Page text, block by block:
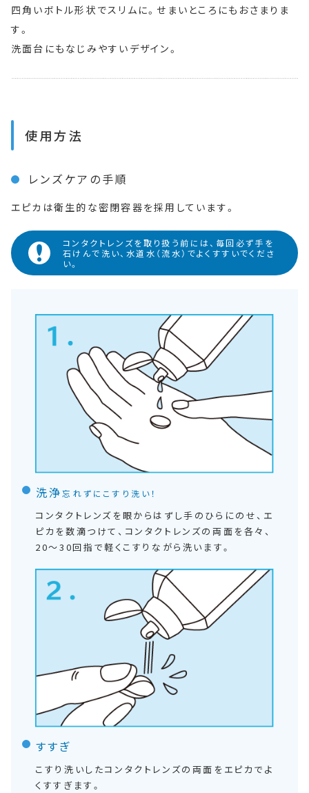
四角いボトル形状でスリムに。せまいところにもおさまりま
す。
洗面台にもなじみやすいデザイン。
使用方法
レンズケアの手順
エピカは衛生的な密閉容器を採用しています。
コンタクトレンズを取り扱う前には、毎回必ず手を
石けんで洗い、水道水（流水）でよくすすいでくださ
い。
洗浄忘れずにこすり洗い！
コンタクトレンズを眼からはずし手のひらにのせ、エ
ピカを数滴つけて、コンタクトレンズの両面を各々、
20～30回指で軽くこすりながら洗います。
すすぎ
こすり洗いしたコンタクトレンズの両面をエピカでよ
くすすぎます。